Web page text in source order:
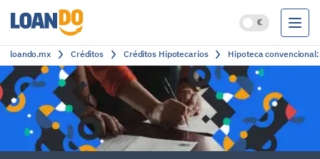
Préstamos
Créditos
Cuentas bancarias
loando.mx Créditos Créditos Hipotecarios Hipoteca